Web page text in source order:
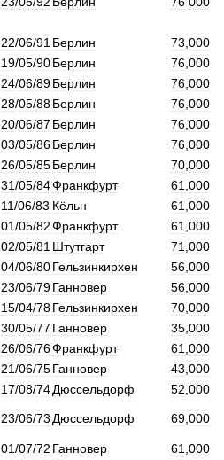
22/06/91 Берлин 73 000
19/05/90Берлин 76 000
24/06/89Берлин 76 000
28/05/88Берлин 76 000
20/06/87 Берлин 76 000
03/05/86Берлин 76 000
26/05/85Берлин 70 000
31/05/84Франкфурт 61 000
11/06/83 Кёльн 61 000
01/05/82Франкфурт 61 000
02/05/81 Штутгарт 71 000
04/06/80Гельзинкирхен 56 000
23/06/79Ганновер 56 000
15/04/78Гельзинкирхен 70 000
30/05/77 Ганновер 35 000
26/06/76Франкфурт 61 000
21/06/75Ганновер 43 000
17/08/74Дюссельдорф 52 000
23/06/73 Дюссельдорф 69 000
01/07/72 Ганновер 61 000